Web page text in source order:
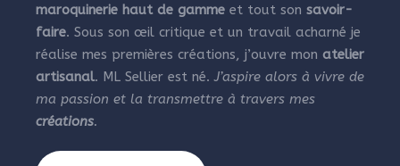
maroquinerie haut de gamme et tout son savoir-
faire. Sous son œil critique et un travail acharné je
réalise mes premières créations, j’ouvre mon atelier
artisanal. ML Sellier est né. J’aspire alors à vivre de
ma passion et la transmettre à travers mes
créations.